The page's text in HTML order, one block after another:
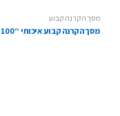
מסך הקרנה קבוע
מסך הקרנה קבוע איכותי “100 BSM